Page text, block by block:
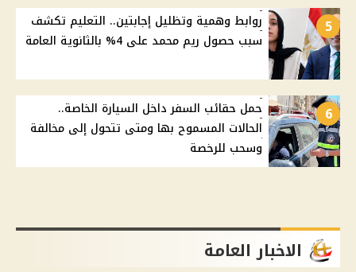
5
روابط وهمية وتظليل إجابتين.. التعليم تكشف
سبب حصول ريم محمد على 4% بالثانوية العامة
6
حمل حقائب السفر داخل السيارة الخاصة..
الحالات المسموح بها ومتى تتحول إلى مخالفة
وسحب للرخصة
الاخبار العامة